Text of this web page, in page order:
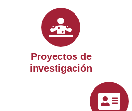
Proyectos de
investigación